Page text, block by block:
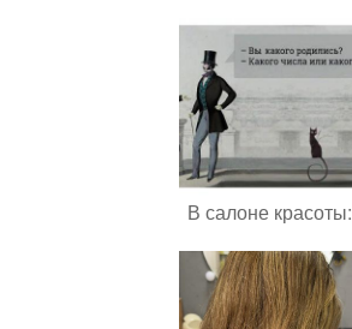
В салоне красоты: